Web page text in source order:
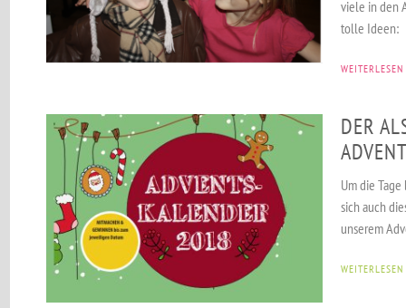
viele in den
tolle Ideen:
WEITERLESEN
DER
Um die
sich auch
unserem
WEITERLESEN